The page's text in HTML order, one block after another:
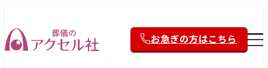
お急ぎの方はこちら